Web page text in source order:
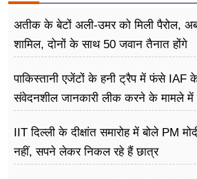
अतीक के बेटों अली-उमर को मिली पैरोल,
शामिल, दोनों के साथ 50 जवान तैनात होंगे
पाकिस्तानी एजेंटों के हनी ट्रैप में फंसे IAF
संवेदनशील जानकारी लीक करने के मामले में
IIT दिल्ली के दीक्षांत समारोह में बोले PM
नहीं, सपने लेकर निकल रहे हैं छात्र